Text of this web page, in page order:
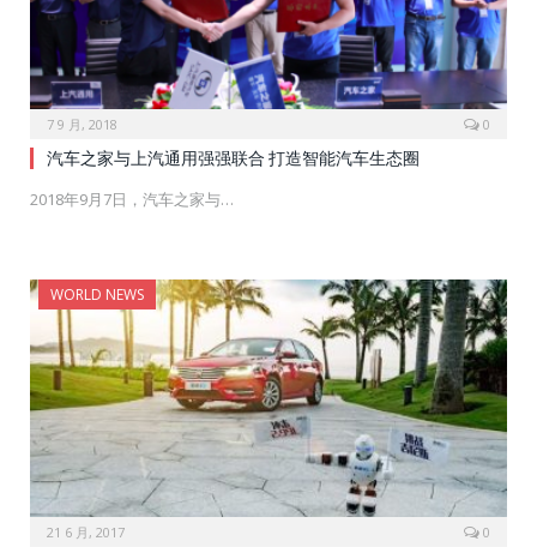
7 9 月, 2018 0
汽车之家与上汽通用强强联合 打造智能汽车生态圈
2018年9月7日，汽车之家与…
WORLD NEWS
21 6 月, 2017 0